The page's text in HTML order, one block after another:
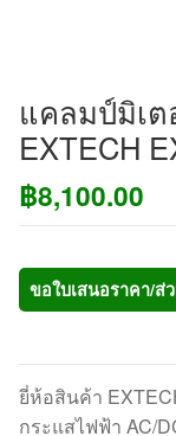
แคลมป์มิเต
EXTECH
฿8,100.00
ขอใบเสนอราคา/ส่
ยี่ห้อสินค้า
กระแสไฟฟ้า AC/